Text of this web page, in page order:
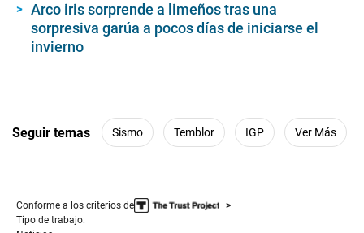
Arco iris sorprende a limeños tras una
sorpresiva garúa a pocos días de iniciarse el
invierno
Seguir temas Sismo Temblor IGP Ver Más
Conforme a los criterios de
Tipo de trabajo: